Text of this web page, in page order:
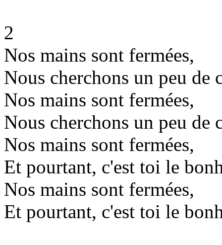
2
Nos mains sont fermées,
Nous cherchons un peu de
Nos mains sont fermées,
Nous cherchons un peu de
Nos mains sont fermées,
Et pourtant, c'est toi le
Nos mains sont fermées,
Et pourtant, c'est toi le